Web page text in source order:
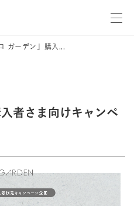
ガーデン」購入...
者さま向けキャンペ